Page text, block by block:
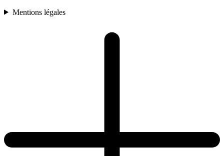
Mentions légales